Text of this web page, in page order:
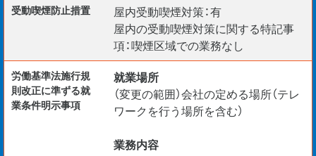
受動喫煙防⽌措置
屋内受動喫煙対策：有
屋内の受動喫煙対策に関する特記事
項：喫煙区域での業務なし
労働基準法施行規
則改正に準ずる就
業条件明示事項
就業場所
（変更の範囲）会社の定める場所（テレ
ワークを行う場所を含む）
業務内容